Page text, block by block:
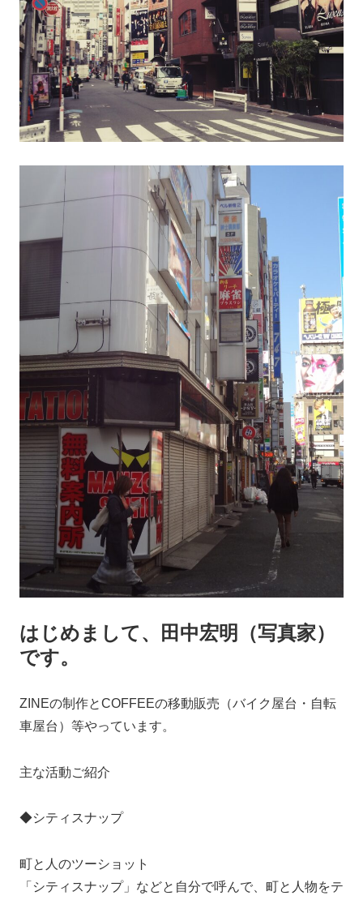
はじめまして、田中宏明（写真家）
です。
ZINEの制作とCOFFEEの移動販売（バイク屋台・自転
車屋台）等やっています。
主な活動ご紹介
◆シティスナップ
町と人のツーショット
「シティスナップ」などと自分で呼んで、町と人物をテ